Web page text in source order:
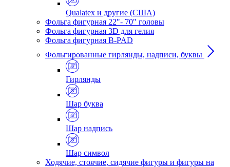
Qualatex и другие (США)
Фольга фигурная 22"- 70" головы
Фольга фигурная 3D для гелия
Фольга фигурная B-PAD
Фольгированные гирлянды, надписи, буквы
Гирлянды
Шар буква
Шар надпись
Шар символ
Ходячие, стоячие, сидячие фигуры и фигуры на